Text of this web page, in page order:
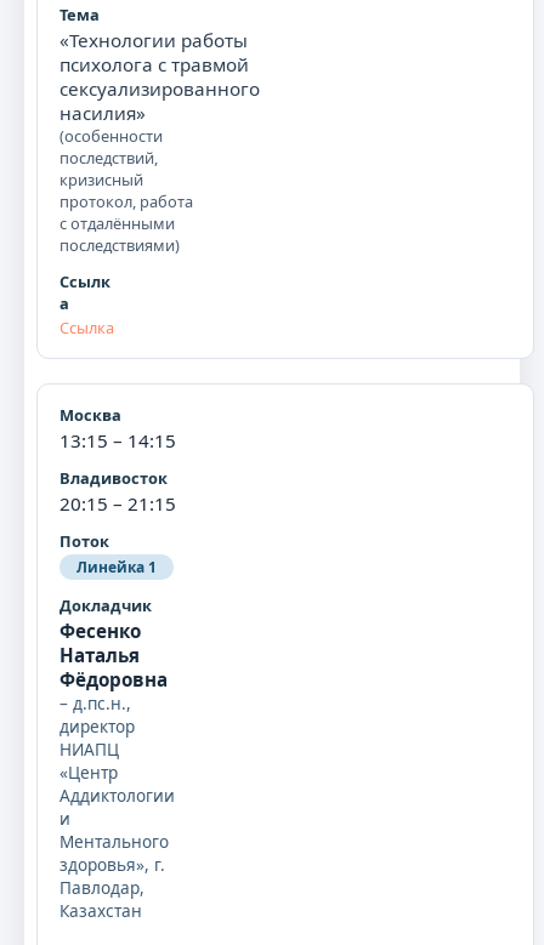
«Технологии работы
психолога с травмой
сексуализированного
насилия»
(особенности
последствий,
кризисный
протокол, работа
с отдалёнными
последствиями)
Ссылка
13:15 – 14:15
20:15 – 21:15
Линейка 1
Фесенко
Наталья
Фёдоровна
– д.пс.н.,
директор
НИАПЦ
«Центр
Аддиктологии
и
Ментального
здоровья», г.
Павлодар,
Казахстан